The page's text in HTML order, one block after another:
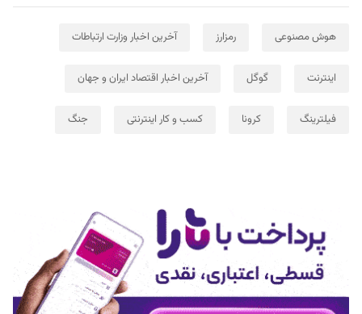
هوش مصنوعی رمزارز آخرین اخبار وزارت ارتباطات
اینترنت گوگل آخرین اخبار اقتصاد ایران و جهان
فیلترینگ کرونا کسب و کار اینترنتی جنگ